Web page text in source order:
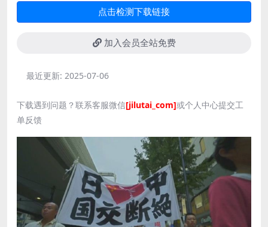
点击检测下载链接
加入会员全站免费
最近更新: 2025-07-06
下载遇到问题？联系客服微信[jilutai_com]或个人中心提交工
单反馈